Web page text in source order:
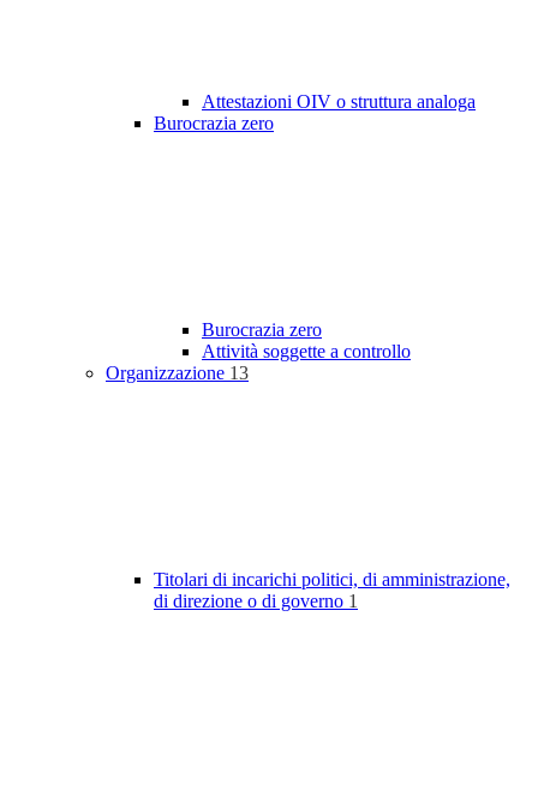
Attestazioni OIV o struttura analoga
Burocrazia zero
Burocrazia zero
Attività soggette a controllo
Organizzazione 13
Titolari di incarichi politici, di amministrazione,
di direzione o di governo 1